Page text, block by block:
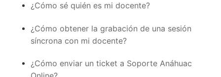
¿Cómo sé quién es mi docente?
¿Cómo obtener la grabación de una sesión
síncrona con mi docente?
¿Cómo enviar un ticket a Soporte Anáhuac